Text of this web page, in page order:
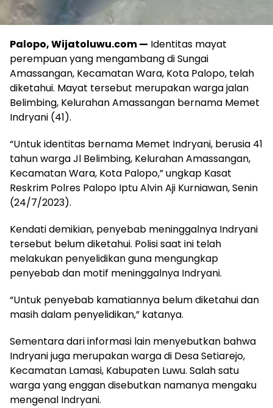
Palopo, Wijatoluwu.com — Identitas mayat
perempuan yang mengambang di Sungai
Amassangan, Kecamatan Wara, Kota Palopo, telah
diketahui. Mayat tersebut merupakan warga jalan
Belimbing, Kelurahan Amassangan bernama Memet
Indryani (41).
“Untuk identitas bernama Memet Indryani, berusia 41
tahun warga Jl Belimbing, Kelurahan Amassangan,
Kecamatan Wara, Kota Palopo,” ungkap Kasat
Reskrim Polres Palopo Iptu Alvin Aji Kurniawan, Senin
(24/7/2023).
Kendati demikian, penyebab meninggalnya Indryani
tersebut belum diketahui. Polisi saat ini telah
melakukan penyelidikan guna mengungkap
penyebab dan motif meninggalnya Indryani.
“Untuk penyebab kamatiannya belum diketahui dan
masih dalam penyelidikan,” katanya.
Sementara dari informasi lain menyebutkan bahwa
Indryani juga merupakan warga di Desa Setiarejo,
Kecamatan Lamasi, Kabupaten Luwu. Salah satu
warga yang enggan disebutkan namanya mengaku
mengenal Indryani.